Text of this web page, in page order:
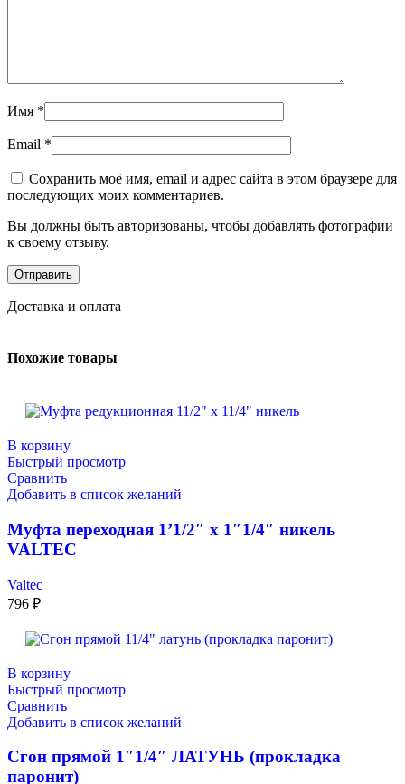
Имя *
Email *
Сохранить моё имя, email и адрес сайта в этом браузере для
последующих моих комментариев.
Вы должны быть авторизованы, чтобы добавлять фотографии
к своему отзыву.
Доставка и оплата
Похожие товары
В корзину
Быстрый просмотр
Сравнить
Добавить в список желаний
Муфта переходная 1’1/2″ х 1″1/4″ никель
VALTEC
Valtec
796 ₽
В корзину
Быстрый просмотр
Сравнить
Добавить в список желаний
Сгон прямой 1″1/4″ ЛАТУНЬ (прокладка
паронит)